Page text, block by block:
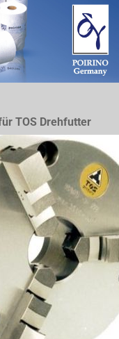
TOS Drehfutter